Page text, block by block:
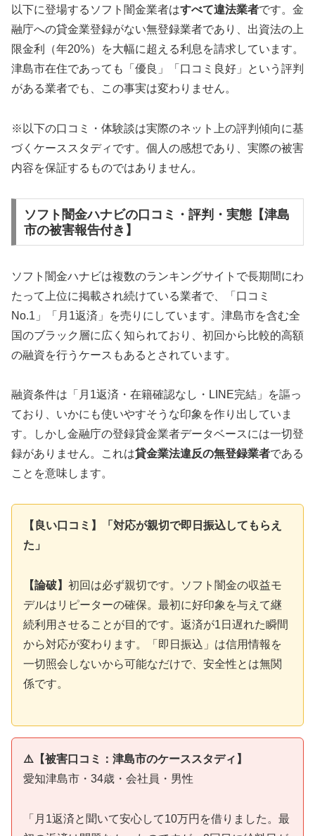
以下に登場するソフト闇金業者はすべて違法業者です。金
融庁への貸金業登録がない無登録業者であり、出資法の上
限金利（年20%）を大幅に超える利息を請求しています。
津島市在住であっても「優良」「口コミ良好」という評判
がある業者でも、この事実は変わりません。
※以下の口コミ・体験談は実際のネット上の評判傾向に基
づくケーススタディです。個人の感想であり、実際の被害
内容を保証するものではありません。
ソフト闇金ハナビの口コミ・評判・実態【津島
市の被害報告付き】
ソフト闇金ハナビは複数のランキングサイトで長期間にわ
たって上位に掲載され続けている業者で、「口コミ
No.1」「月1返済」を売りにしています。津島市を含む全
国のブラック層に広く知られており、初回から比較的高額
の融資を行うケースもあるとされています。
融資条件は「月1返済・在籍確認なし・LINE完結」を謳っ
ており、いかにも使いやすそうな印象を作り出していま
す。しかし金融庁の登録貸金業者データベースには一切登
録がありません。これは貸金業法違反の無登録業者である
ことを意味します。
【良い口コミ】「対応が親切で即日振込してもらえ
た」
【論破】 初回は必ず親切です。ソフト闇金の収益モ
デルはリピーターの確保。最初に好印象を与えて継
続利用させることが目的です。返済が1日遅れた瞬間
から対応が変わります。「即日振込」は信用情報を
一切照会しないから可能なだけで、安全性とは無関
係です。
⚠️【被害口コミ：津島市のケーススタディ】
愛知津島市・34歳・会社員・男性
「月1返済と聞いて安心して10万円を借りました。最